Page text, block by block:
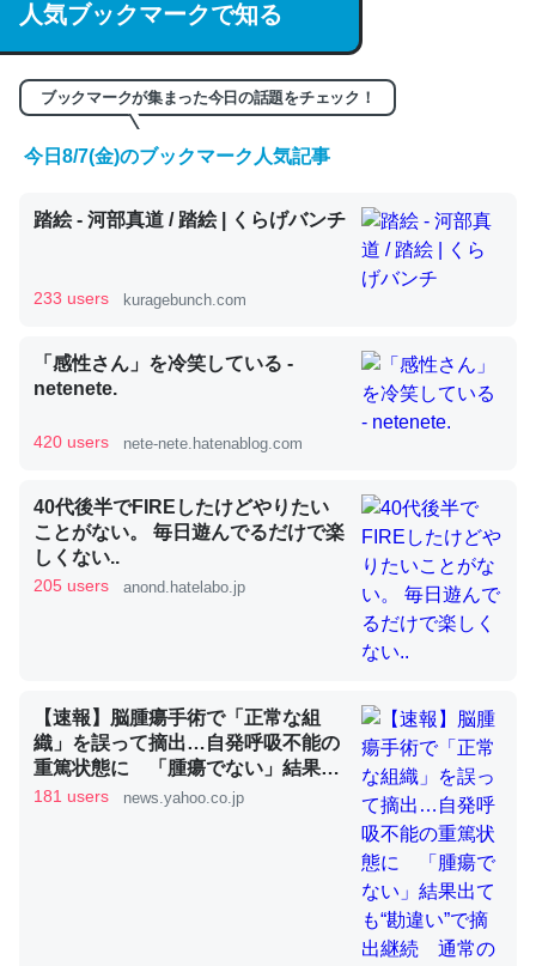
/064121
─GPTの仕組みと限界についての考察（１） - conceptualization
くらい。小説でいう「ずっと前の伏線」は回収されないけ
ど、短期記憶というには多い分量。進化すればするほど分
かりやすく強くなりそう
コオロギのカルシウム分はエビの600分の1程度。
─ニュース :: 【研究発表】昆虫学の大問題＝「昆虫はなぜ海にいな
いのか」に関する新仮説
論文では「淡水はカルシウムも酸素も不足してて両方に不
利だから両方が拮抗してるのでは」とあって面白い。海に
いる鋏角類（カブトガニ・ウミグモ）はカルシウムを使わ
ずキチンを強化してる筈だが、酵素が違うのか？
─ニュース :: 【研究発表】昆虫学の大問題＝「昆虫はなぜ海にいな
人気ブックマークで知る
ブックマークが集まった今日の話題をチェック！
今日8/7(金)のブックマーク人気記事
踏絵 - 河部真道 / 踏絵 | くらげバンチ
233 users kuragebunch.com
「感性さん」を冷笑している -
netenete.
420 users nete-nete.hatenablog.com
40代後半でFIREしたけどやりたい
ことがない。 毎日遊んでるだけで楽
しくない..
205 users anond.hatelabo.jp
【速報】脳腫瘍手術で「正常な組
織」を誤って摘出…自発呼吸不能の
重篤状態に 「腫瘍でない」結果出
ても“勘違い”で摘出継続 通常の生
181 users news.yahoo.co.jp